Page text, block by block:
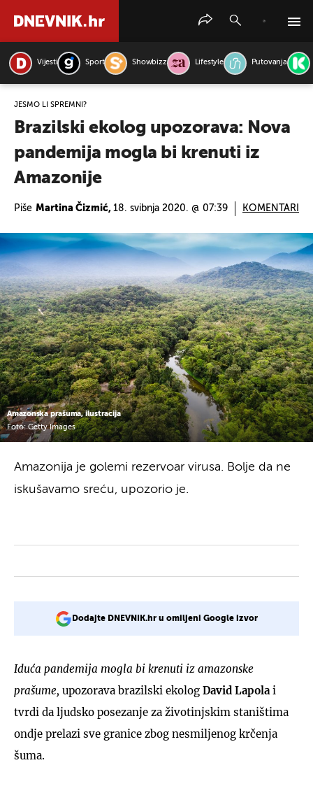
Vijesti Sport Showbizz Lifestyle Putovanja
JESMO LI SPREMNI?
Brazilski ekolog upozorava: Nova
pandemija mogla bi krenuti iz
Amazonije
Piše Martina Čizmić, 18. svibnja 2020. @ 07:39 KOMENTARI
Amazonska prašuma, ilustracija
Foto: Getty Images
Amazonija je golemi rezervoar virusa. Bolje da ne
iskušavamo sreću, upozorio je.
Dodajte DNEVNIK.hr u omiljeni Google izvor
Iduća pandemija mogla bi krenuti iz amazonske
prašume, upozorava brazilski ekolog David Lapola i
tvrdi da ljudsko posezanje za životinjskim staništima
ondje prelazi sve granice zbog nesmiljenog krčenja
šuma.
PRETRAŽITE VIJESTI